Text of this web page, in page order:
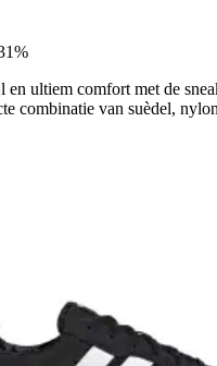
ultiem comfort met de
combinatie van suèdel,